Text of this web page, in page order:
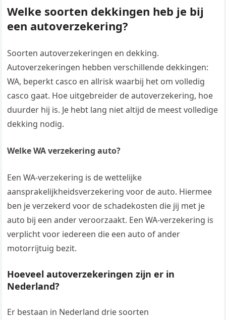
Welke soorten dekkingen heb je bij
een autoverzekering?
Soorten autoverzekeringen en dekking.
Autoverzekeringen hebben verschillende dekkingen:
WA, beperkt casco en allrisk waarbij het om volledig
casco gaat. Hoe uitgebreider de autoverzekering, hoe
duurder hij is. Je hebt lang niet altijd de meest volledige
dekking nodig.
Welke WA verzekering auto?
Een WA-verzekering is de wettelijke
aansprakelijkheidsverzekering voor de auto. Hiermee
ben je verzekerd voor de schadekosten die jij met je
auto bij een ander veroorzaakt. Een WA-verzekering is
verplicht voor iedereen die een auto of ander
motorrijtuig bezit.
Hoeveel autoverzekeringen zijn er in
Nederland?
Er bestaan in Nederland drie soorten